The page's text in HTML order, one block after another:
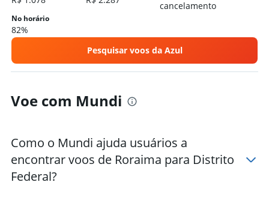
cancelamento
No horário
82%
Pesquisar voos da Azul
Voe com Mundi
Como o Mundi ajuda usuários a
encontrar voos de Roraima para Distrito
Federal?